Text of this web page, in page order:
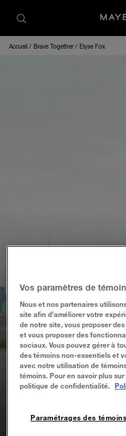
Accueil Brave Together Elyse Fox
ELYSE FOX
Vos paramètres de
Nous et nos partenaires
site afin d’améliorer votre
de notre site, vous proposer
et vous proposer des
sociaux. Vous pouvez gérer à
des témoins non-essentiels et
avec notre utilisation de
témoins. Pour en savoir plus
politique de confidentialité.
Paramétrages des témoins